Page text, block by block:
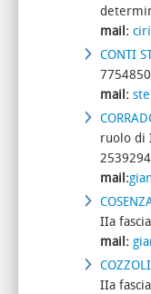
mail:
CONTI
mail:
ruolo di
mail:
IIa
mail:
IIa